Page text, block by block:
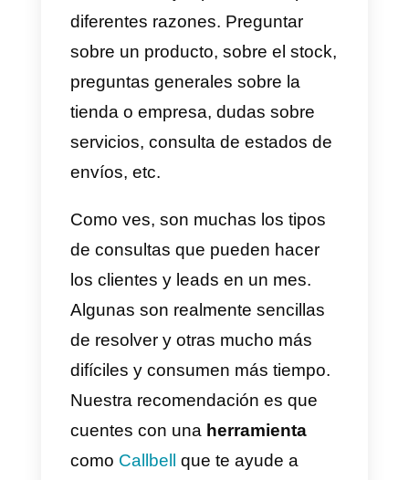
altos volúmenes de consultas
en navidad. Verás que además
de ayudarte en esta tarea,
con muchísimos otros beneficios
para equipos de venta y soporte
sumamente ordenado y sencillo.
Que son los altos volumen
de consultas?
Losaltos volúmenes de
consultasson el resultado de